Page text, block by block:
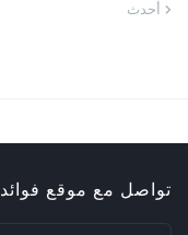
أحدث
تواصل مع موقع فوائد